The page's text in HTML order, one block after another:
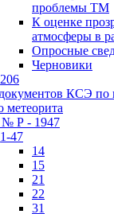
проблемы ТМ
К оценке
атмосферы в
Опросные
Черновики
206
КСЭ по
метеорита
Р - 1947
1-47
14
15
21
22
31